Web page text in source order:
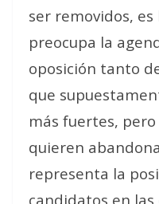
ser removidos, es
preocupa la
oposición tanto
que
más fuertes,
quieren
representa la
candidatos en las